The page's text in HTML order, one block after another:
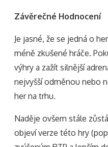
Závěrečné Hodnocení
Je jasné, že se jedná o
méně zkušené hráče.
výhry a zažít silnější
nejvyšší odměnou nebo
her na trhu.
Naděje ovšem stále
objeví verze této hry